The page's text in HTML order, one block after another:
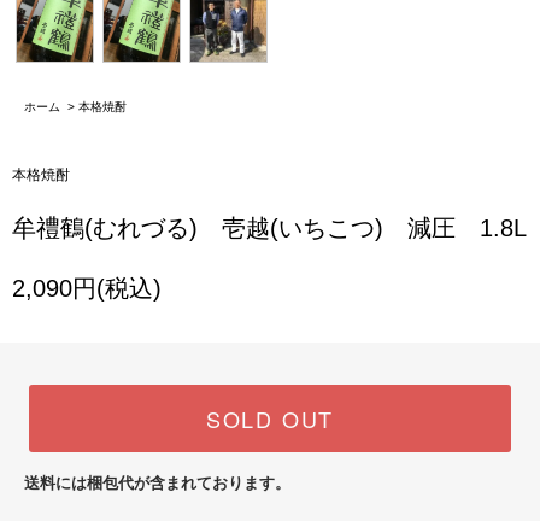
ホーム > 本格焼酎
本格焼酎
牟禮鶴(むれづる) 壱越(いちこつ) 減圧 1.8L
2,090円(税込)
SOLD OUT
送料には梱包代が含まれております。